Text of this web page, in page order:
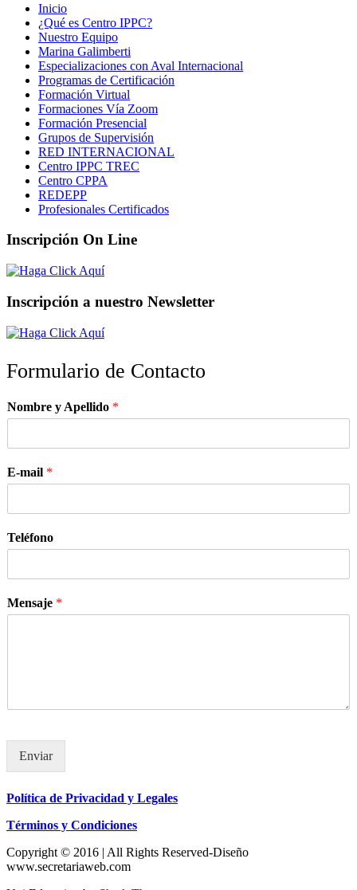
Inicio
¿Qué es Centro IPPC?
Nuestro Equipo
Marina Galimberti
Especializaciones con Aval Internacional
Programas de Certificación
Formación Virtual
Formaciones Vía Zoom
Formación Presencial
Grupos de Supervisión
RED INTERNACIONAL
Centro IPPC TREC
Centro CPPA
REDEPP
Profesionales Certificados
Inscripción On Line
Inscripción a nuestro Newsletter
Formulario de Contacto
Nombre y Apellido *
E-mail *
Teléfono
Mensaje *
Enviar
Política de Privacidad y Legales
Términos y Condiciones
Copyright © 2016 | All Rights Reserved-Diseño
www.secretariaweb.com